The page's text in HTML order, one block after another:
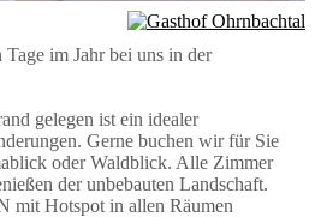
im Jahr bei uns in der
gelegen ist ein idealer
Gerne buchen wir für Sie
oder Waldblick. Alle Zimmer
der unbebauten Landschaft.
mit Hotspot in allen Räumen